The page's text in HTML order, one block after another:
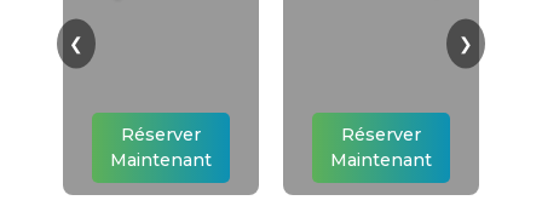
Réserver
Maintenant
Réserver
Maintenant
❮ ❯